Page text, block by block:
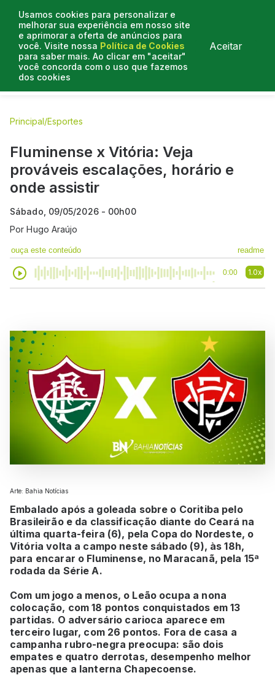
Usamos cookies para personalizar e
melhorar sua experiência em nosso site
e aprimorar a oferta de anúncios para
você. Visite nossa Política de Cookies
para saber mais. Ao clicar em "aceitar"
você concorda com o uso que fazemos
dos cookies
Aceitar
E.C Bahia
Principal/Esportes
Fluminense x Vitória: Veja
prováveis escalações, horário e
onde assistir
Sábado, 09/05/2026 - 00h00
PorHugo Araújo
ouça este conteúdo readme
0:00 1.0x
Arte: Bahia Notícias
Embalado após a goleada sobre o Coritiba pelo
Brasileirão e da classificação diante do Ceará na
última quarta-feira (6), pela Copa do Nordeste, o
Vitória volta a campo neste sábado (9), às 18h,
para encarar o Fluminense, no Maracanã, pela 15ª
rodada da Série A.
Com um jogo a menos, o Leão ocupa a nona
colocação, com 18 pontos conquistados em 13
partidas. O adversário carioca aparece em
terceiro lugar, com 26 pontos. Fora de casa a
campanha rubro-negra preocupa: são dois
empates e quatro derrotas, desempenho melhor
apenas que a lanterna Chapecoense.